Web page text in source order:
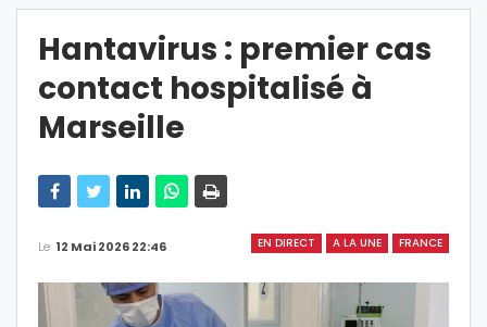
Hantavirus : premier cas
contact hospitalisé à
Marseille
EN DIRECT A LA UNE FRANCE
Le 12 Mai 2026 22:46